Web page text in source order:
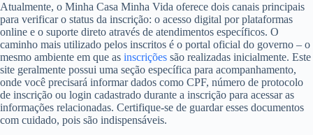
Atualmente, o Minha Casa Minha Vida oferece dois canais principais
para verificar o status da inscrição: o acesso digital por plataformas
online e o suporte direto através de atendimentos específicos. O
caminho mais utilizado pelos inscritos é o portal oficial do governo – o
mesmo ambiente em que as inscrições são realizadas inicialmente. Este
site geralmente possui uma seção específica para acompanhamento,
onde você precisará informar dados como CPF, número de protocolo
de inscrição ou login cadastrado durante a inscrição para acessar as
informações relacionadas. Certifique-se de guardar esses documentos
com cuidado, pois são indispensáveis.